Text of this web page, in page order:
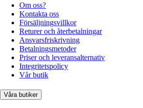
Om oss?
Kontakta oss
Försäljningsvillkor
Returer och återbetalningar
Ansvarsfriskrivning
Betalningsmetoder
Priser och leveransalternativ
Integritetspolicy
Vår butik
Våra butiker